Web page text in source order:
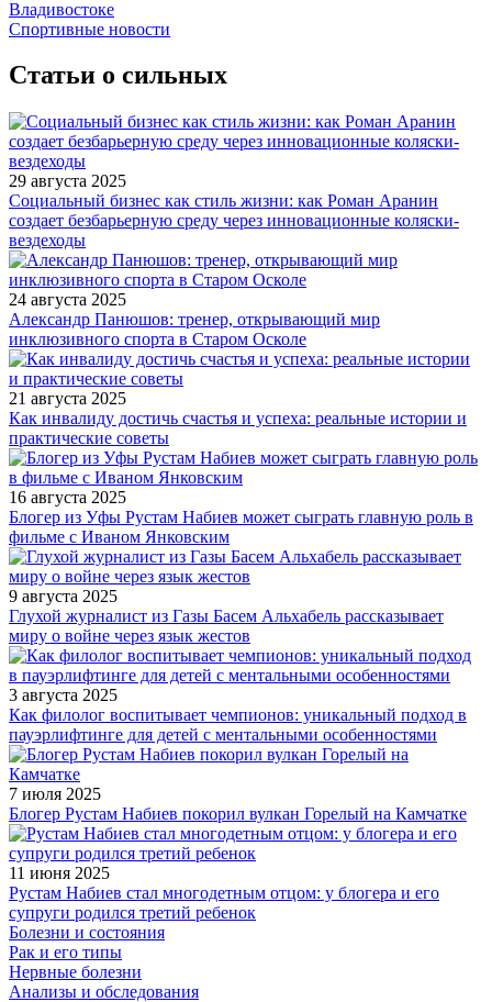
Владивостоке
Спортивные новости
Статьи о сильных
29 августа 2025
Социальный бизнес как стиль жизни: как Роман Аранин
создает безбарьерную среду через инновационные коляски-
вездеходы
24 августа 2025
Александр Панюшов: тренер, открывающий мир
инклюзивного спорта в Старом Осколе
21 августа 2025
Как инвалиду достичь счастья и успеха: реальные истории и
практические советы
16 августа 2025
Блогер из Уфы Рустам Набиев может сыграть главную роль в
фильме с Иваном Янковским
9 августа 2025
Глухой журналист из Газы Басем Альхабель рассказывает
миру о войне через язык жестов
3 августа 2025
Как филолог воспитывает чемпионов: уникальный подход в
пауэрлифтинге для детей с ментальными особенностями
7 июля 2025
Блогер Рустам Набиев покорил вулкан Горелый на Камчатке
11 июня 2025
Рустам Набиев стал многодетным отцом: у блогера и его
супруги родился третий ребенок
Болезни и состояния
Рак и его типы
Нервные болезни
Анализы и обследования